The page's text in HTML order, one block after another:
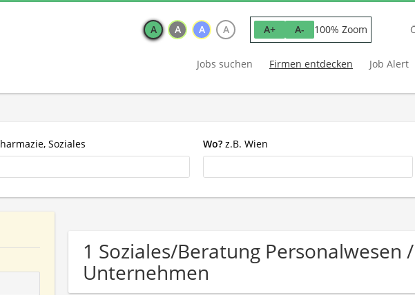
A A A A A+ A- 100% Zoom
Jobs suchen Firmen entdecken Job Alert
Soziales Wo? z.B. Wien
1 Soziales/Beratung
Unternehmen